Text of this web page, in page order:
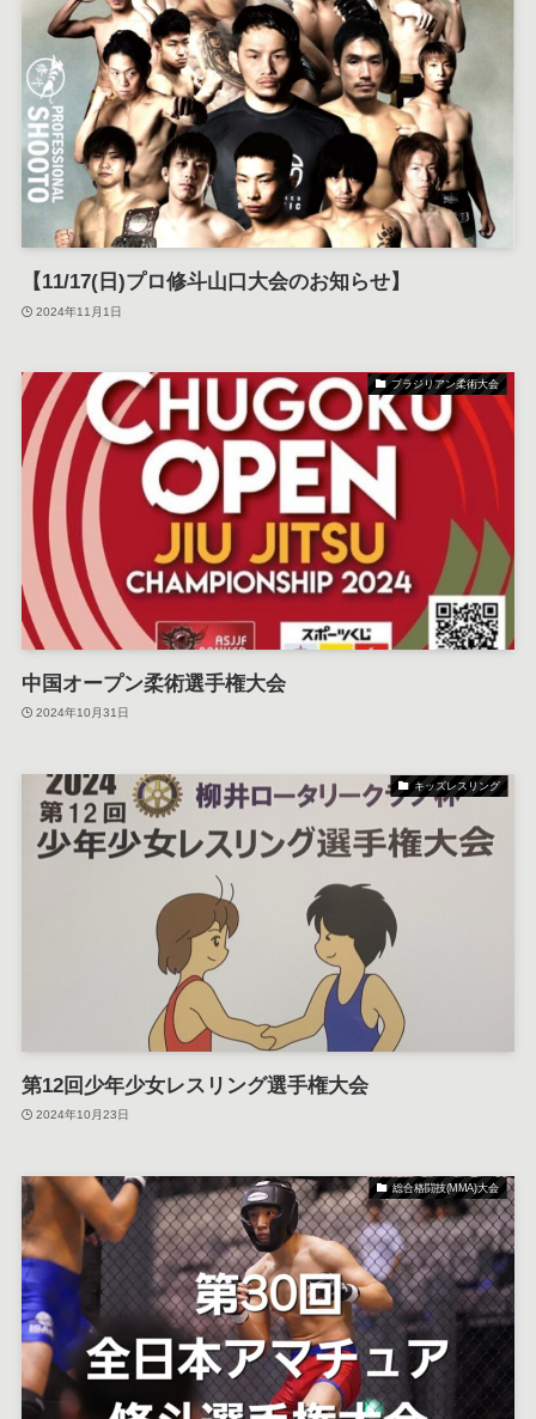
【11/17(日)プロ修斗山口大会のお知らせ】
2024年11月1日
ブラジリアン柔術大会
中国オープン柔術選手権大会
2024年10月31日
キッズレスリング
第12回少年少女レスリング選手権大会
2024年10月23日
総合格闘技(MMA)大会